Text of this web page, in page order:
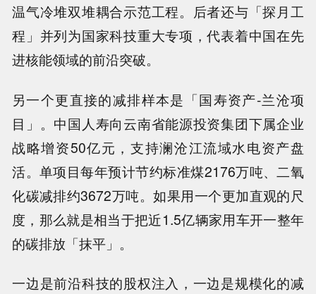
温气冷堆双堆耦合示范工程。后者还与「探月工
程」并列为国家科技重大专项，代表着中国在先
进核能领域的前沿突破。
另一个更直接的减排样本是「国寿资产-兰沧项
目」。中国人寿向云南省能源投资集团下属企业
战略增资50亿元，支持澜沧江流域水电资产盘
活。单项目每年预计节约标准煤2176万吨、二氧
化碳减排约3672万吨。如果用一个更加直观的尺
度，那么就是相当于把近1.5亿辆家用车开一整年
的碳排放「抹平」。
一边是前沿科技的股权注入，一边是规模化的减